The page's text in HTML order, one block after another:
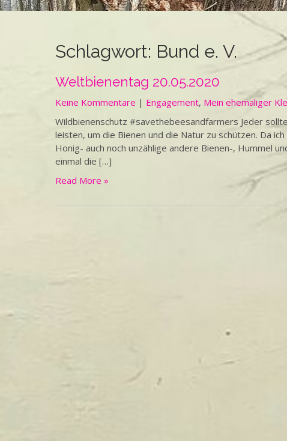
Schlagwort: Bund e. V.
Weltbienentag 20.05.2020
Keine Kommentare | Engagement, Mein ehemaliger
Wildbienenschutz #savethebeesandfarmers Jeder
leisten, um die Bienen und die Natur zu schützen. Da
Honig- auch noch unzählige andere Bienen-, Hummel
einmal die […]
Read More »